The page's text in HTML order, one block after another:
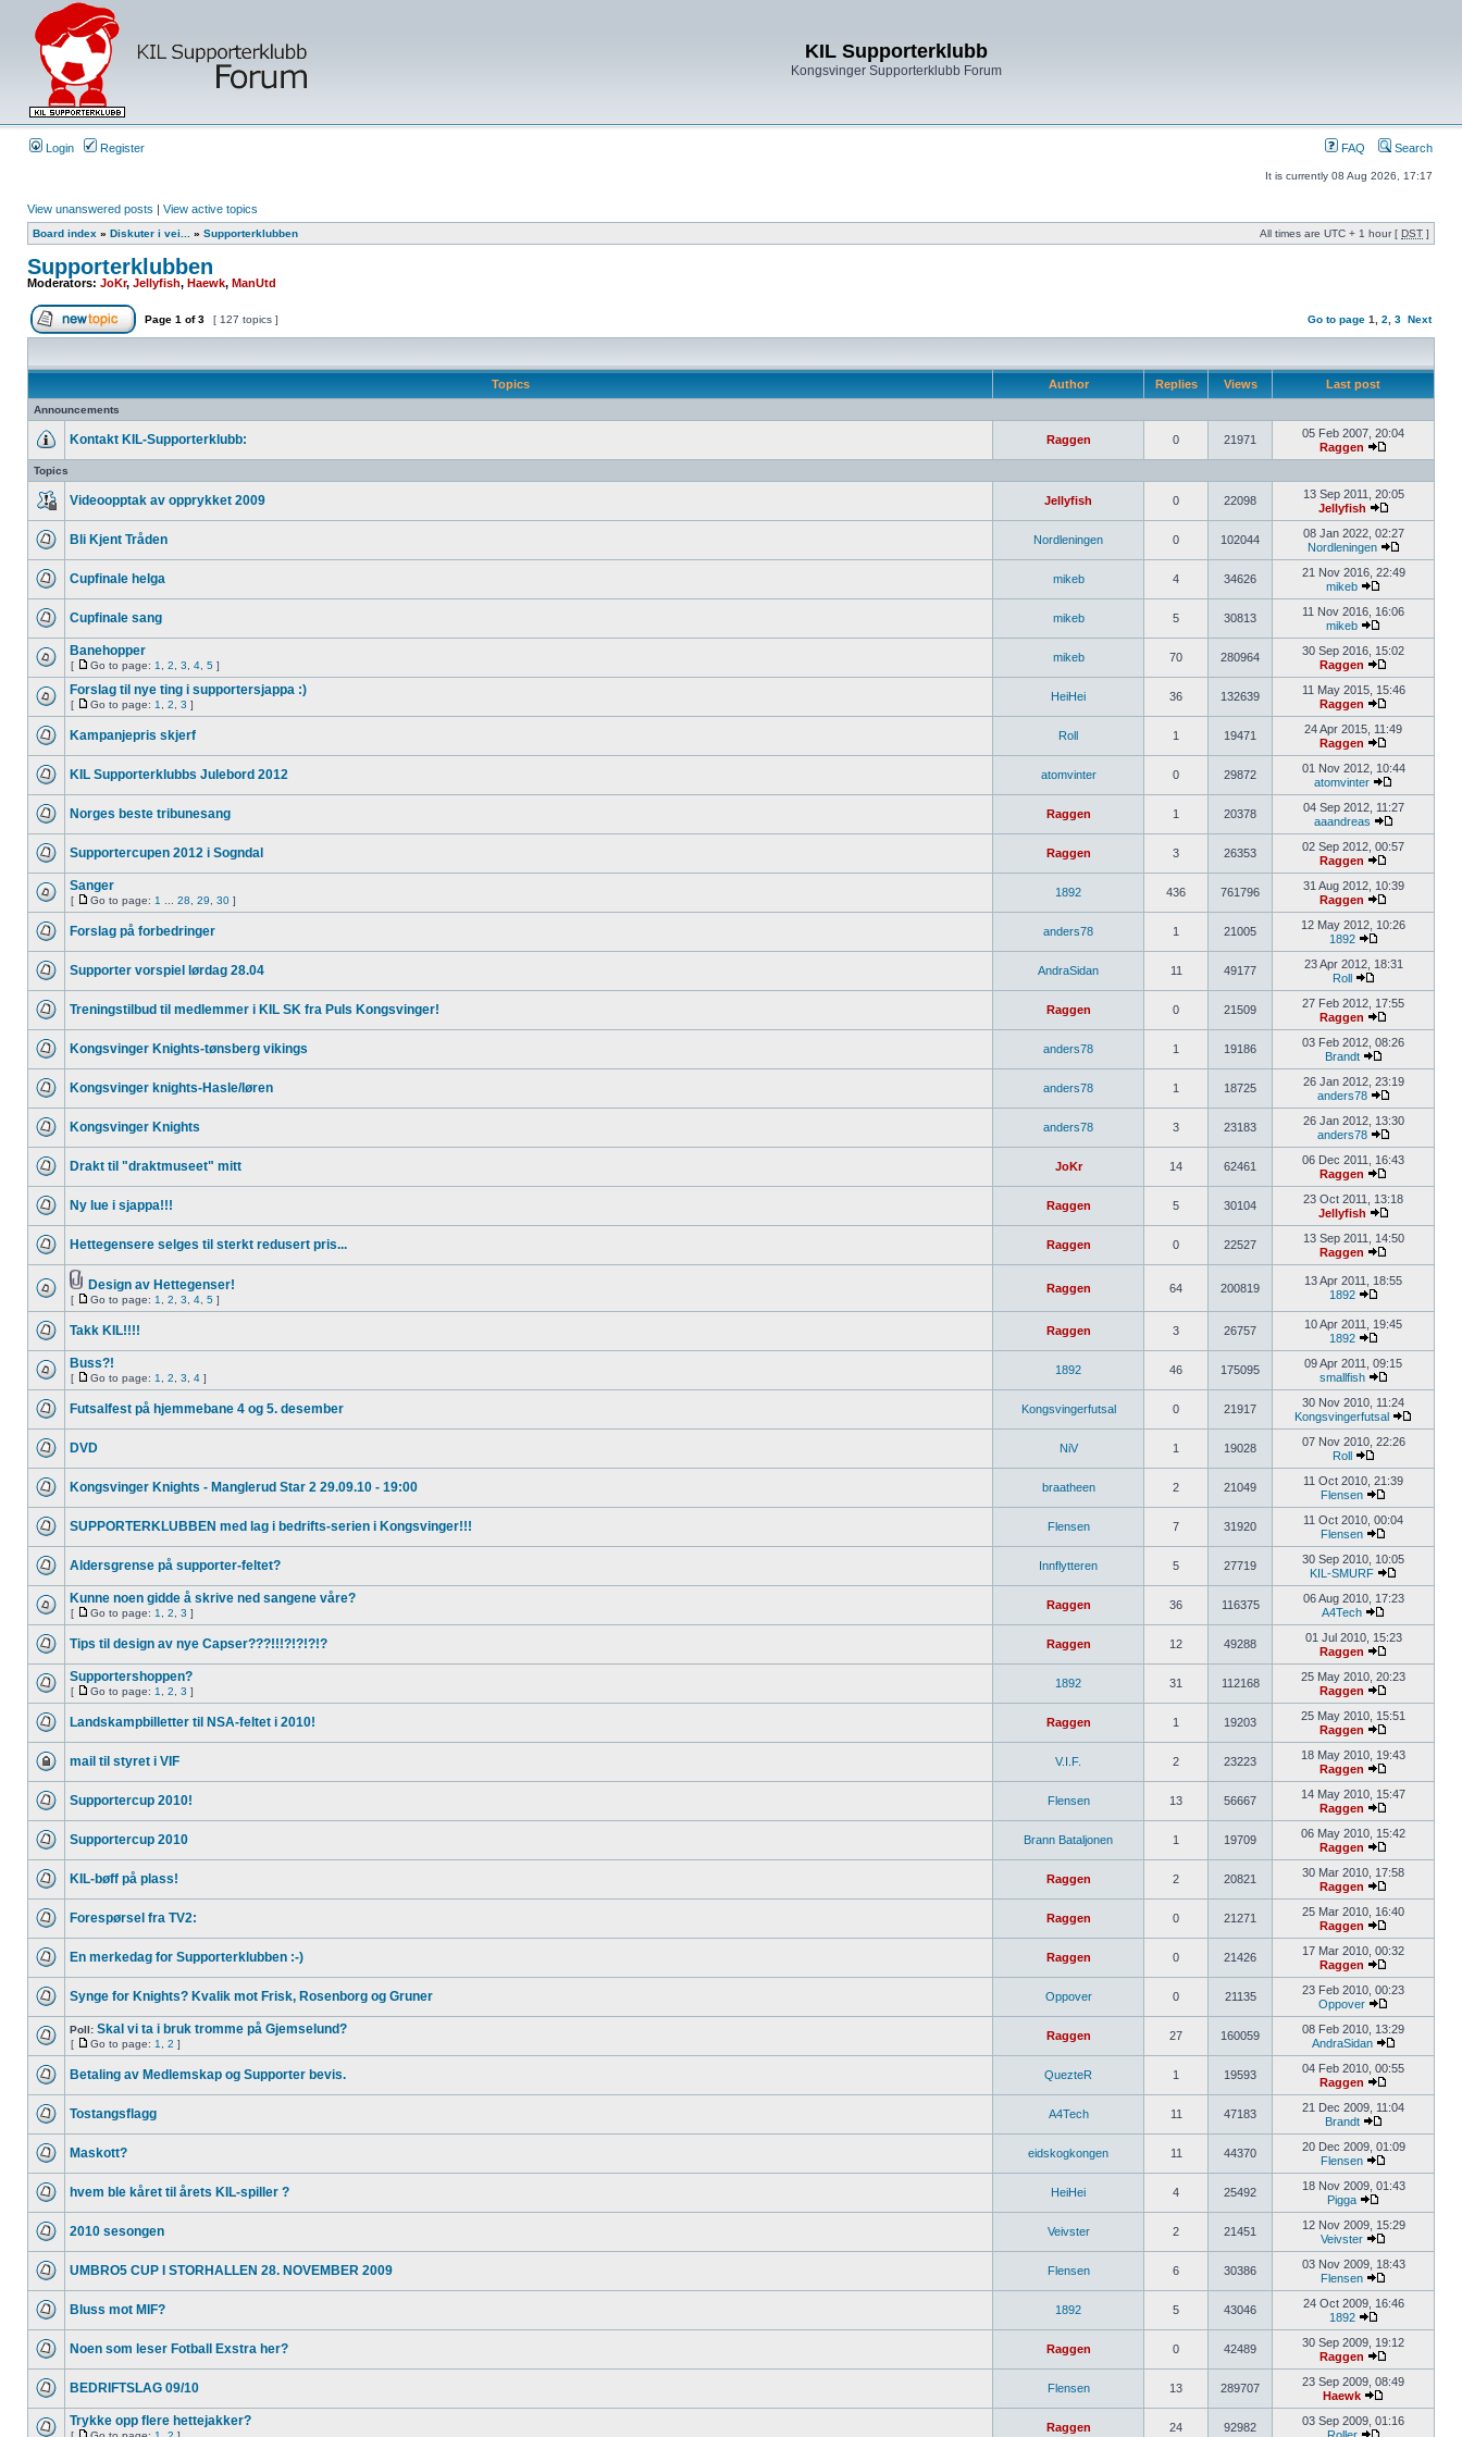
KIL Supporterklubb
Kongsvinger Supporterklubb Forum
Login Register FAQ Search
It is currently 08 Aug 2026, 17:17
View unanswered posts | View active topics
Board index » Diskuter i vei... » Supporterklubben All times are UTC + 1 hour [ DST ]
Supporterklubben
Moderators: JoKr, Jellyfish, Haewk, ManUtd
Page 1 of3 [ 127 topics ] Go to page 1 2 3 Next
Topics Author Replies Views Last post
Announcements
Kontakt KIL-Supporterklubb: Raggen 0 21971
05 Feb 2007, 20:04
Raggen
Topics
Videoopptak av opprykket 2009 Jellyfish 0 22098
13 Sep 2011, 20:05
Jellyfish
Bli Kjent Tråden Nordleningen 0 102044
08 Jan 2022, 02:27
Nordleningen
Cupfinale helga mikeb 4 34626
21 Nov 2016, 22:49
mikeb
Cupfinale sang mikeb 5 30813
11 Nov 2016, 16:06
mikeb
Banehopper
[ Go to page: 1 2 3 4 5 ]
mikeb 70 280964
30 Sep 2016, 15:02
Raggen
Forslag til nye ting i supportersjappa :)
[ Go to page: 1 2 3 ]
HeiHei 36 132639
11 May 2015, 15:46
Raggen
Kampanjepris skjerf Roll 1 19471
24 Apr 2015, 11:49
Raggen
KIL Supporterklubbs Julebord 2012 atomvinter 0 29872
01 Nov 2012, 10:44
atomvinter
Norges beste tribunesang Raggen 1 20378
04 Sep 2012, 11:27
aaandreas
Supportercupen 2012 i Sogndal Raggen 3 26353
02 Sep 2012, 00:57
Raggen
Sanger
[ Go to page: 1 28 29 30 ]
1892 436 761796
31 Aug 2012, 10:39
Raggen
Forslag på forbedringer anders78 1 21005
12 May 2012, 10:26
1892
Supporter vorspiel lørdag 28.04 AndraSidan 11 49177
23 Apr 2012, 18:31
Roll
Treningstilbud til medlemmer i KIL SK fra Puls Kongsvinger! Raggen 0 21509
27 Feb 2012, 17:55
Raggen
Kongsvinger Knights-tønsberg vikings anders78 1 19186
03 Feb 2012, 08:26
Brandt
Kongsvinger knights-Hasle/løren anders78 1 18725
26 Jan 2012, 23:19
anders78
Kongsvinger Knights anders78 3 23183
26 Jan 2012, 13:30
anders78
Drakt til "draktmuseet" mitt JoKr 14 62461
06 Dec 2011, 16:43
Raggen
Ny lue i sjappa!!! Raggen 5 30104
23 Oct 2011, 13:18
Jellyfish
Hettegensere selges til sterkt redusert pris... Raggen 0 22527
13 Sep 2011, 14:50
Raggen
Design av Hettegenser!
[ Go to page: 1 2 3 4 5 ]
Raggen 64 200819
13 Apr 2011, 18:55
1892
Takk KIL!!!! Raggen 3 26757
10 Apr 2011, 19:45
1892
Buss?!
[ Go to page: 1 2 3 4 ]
1892 46 175095
09 Apr 2011, 09:15
smallfish
Futsalfest på hjemmebane 4 og 5. desember Kongsvingerfutsal 0 21917
30 Nov 2010, 11:24
Kongsvingerfutsal
DVD NiV 1 19028
07 Nov 2010, 22:26
Roll
Kongsvinger Knights - Manglerud Star 2 29.09.10 - 19:00 braatheen 2 21049
11 Oct 2010, 21:39
Flensen
SUPPORTERKLUBBEN med lag i bedrifts-serien i Kongsvinger!!! Flensen 7 31920
11 Oct 2010, 00:04
Flensen
Aldersgrense på supporter-feltet? Innflytteren 5 27719
30 Sep 2010, 10:05
KIL-SMURF
Kunne noen gidde å skrive ned sangene våre?
[ Go to page: 1 2 3 ]
Raggen 36 116375
06 Aug 2010, 17:23
A4Tech
Tips til design av nye Capser???!!!?!?!?!? Raggen 12 49288
01 Jul 2010, 15:23
Raggen
Supportershoppen?
[ Go to page: 1 2 3 ]
1892 31 112168
25 May 2010, 20:23
Raggen
Landskampbilletter til NSA-feltet i 2010! Raggen 1 19203
25 May 2010, 15:51
Raggen
mail til styret i VIF V.I.F. 2 23223
18 May 2010, 19:43
Raggen
Supportercup 2010! Flensen 13 56667
14 May 2010, 15:47
Raggen
Supportercup 2010 Brann Bataljonen 1 19709
06 May 2010, 15:42
Raggen
KIL-bøff på plass! Raggen 2 20821
30 Mar 2010, 17:58
Raggen
Forespørsel fra TV2: Raggen 0 21271
25 Mar 2010, 16:40
Raggen
En merkedag for Supporterklubben :-) Raggen 0 21426
17 Mar 2010, 00:32
Raggen
Synge for Knights? Kvalik mot Frisk, Rosenborg og Gruner Oppover 0 21135
23 Feb 2010, 00:23
Oppover
Poll: Skal vi ta i bruk tromme på Gjemselund?
[ Go to page: 1 2 ]
Raggen 27 160059
08 Feb 2010, 13:29
AndraSidan
Betaling av Medlemskap og Supporter bevis. QuezteR 1 19593
04 Feb 2010, 00:55
Raggen
Tostangsflagg A4Tech 11 47183
21 Dec 2009, 11:04
Brandt
Maskott? eidskogkongen 11 44370
20 Dec 2009, 01:09
Flensen
hvem ble kåret til årets KIL-spiller ? HeiHei 4 25492
18 Nov 2009, 01:43
Pigga
2010 sesongen Veivster 2 21451
12 Nov 2009, 15:29
Veivster
UMBRO5 CUP I STORHALLEN 28. NOVEMBER 2009 Flensen 6 30386
03 Nov 2009, 18:43
Flensen
Bluss mot MIF? 1892 5 43046
24 Oct 2009, 16:46
1892
Noen som leser Fotball Exstra her? Raggen 0 42489
30 Sep 2009, 19:12
Raggen
BEDRIFTSLAG 09/10 Flensen 13 289707
23 Sep 2009, 08:49
Haewk
Trykke opp flere hettejakker? Raggen 24 92982
03 Sep 2009, 01:16